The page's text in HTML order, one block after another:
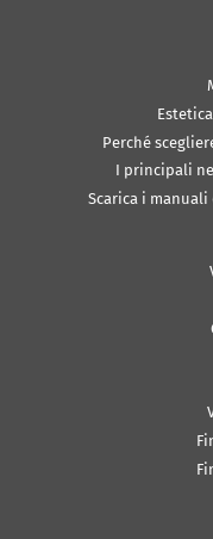
Perché
I principali
Scarica i